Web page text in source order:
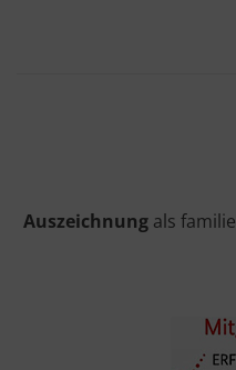
Auszeichnungals